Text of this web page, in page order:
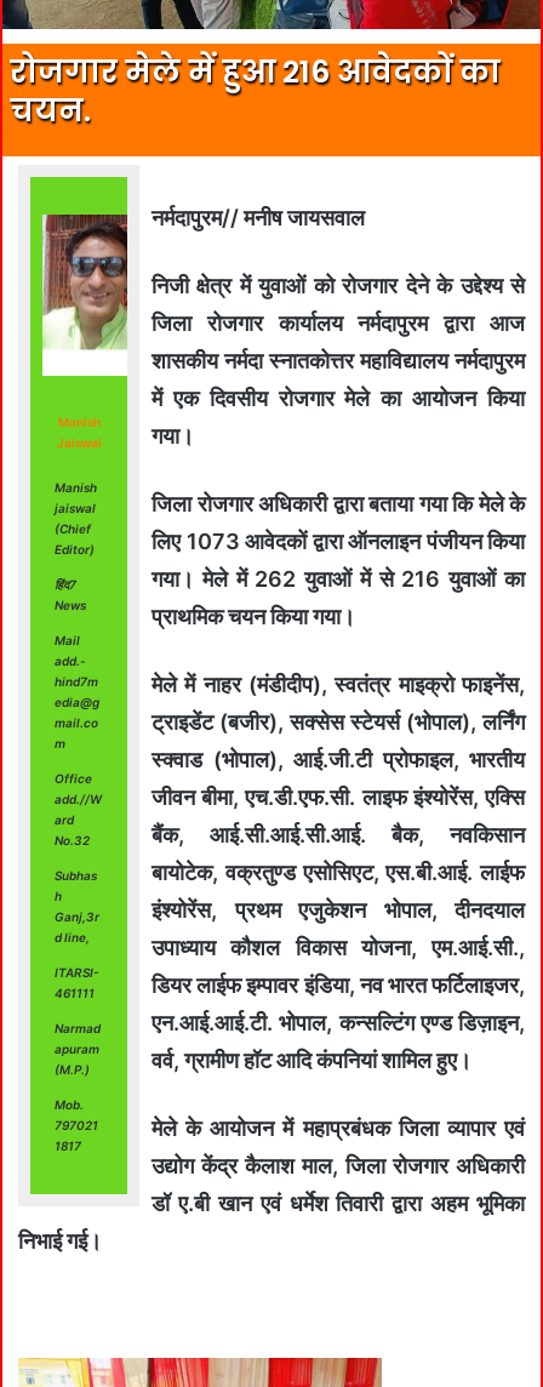
रोजगार मेले में हुआ 216 आवेदकों का
चयन.
Manish
Jaiswal
Manish
jaiswal
(Chief
Editor)
हिंद7
News
Mail
add.-
hind7m
edia@g
mail.co
m
Office
add.//W
ard
No.32
Subhas
h
Ganj,3r
d line,
ITARSI-
461111
Narmad
apuram
(M.P.)
Mob.
797021
1817
नर्मदापुरम// मनीष जायसवाल
निजी क्षेत्र में युवाओं को रोजगार देने के उद्देश्य से
जिला रोजगार कार्यालय नर्मदापुरम द्वारा आज
शासकीय नर्मदा स्नातकोत्तर महाविद्यालय नर्मदापुरम
में एक दिवसीय रोजगार मेले का आयोजन किया
गया।
जिला रोजगार अधिकारी द्वारा बताया गया कि मेले के
लिए 1073 आवेदकों द्वारा ऑनलाइन पंजीयन किया
गया। मेले में 262 युवाओं में से 216 युवाओं का
प्राथमिक चयन किया गया।
मेले में नाहर (मंडीदीप), स्वतंत्र माइक्रो फाइनेंस,
ट्राइडेंट (बजीर), सक्सेस स्टेयर्स (भोपाल), लर्निंग
स्क्वाड (भोपाल), आई.जी.टी प्रोफाइल, भारतीय
जीवन बीमा, एच.डी.एफ.सी. लाइफ इंश्योरेंस, एक्सि
बैंक, आई.सी.आई.सी.आई. बैक, नवकिसान
बायोटेक, वक्रतुण्ड एसोसिएट, एस.बी.आई. लाईफ
इंश्योरेंस, प्रथम एजुकेशन भोपाल, दीनदयाल
उपाध्याय कौशल विकास योजना, एम.आई.सी.,
डियर लाईफ इम्पावर इंडिया, नव भारत फर्टिलाइजर,
एन.आई.आई.टी. भोपाल, कन्सल्टिंग एण्ड डिज़ाइन,
वर्व, ग्रामीण हॉट आदि कंपनियां शामिल हुए।
मेले के आयोजन में महाप्रबंधक जिला व्यापार एवं
उद्योग केंद्र कैलाश माल, जिला रोजगार अधिकारी
डॉ ए.बी खान एवं धर्मेश तिवारी द्वारा अहम भूमिका
निभाई गई।